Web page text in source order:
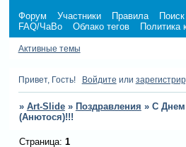
Форум Участники Правила Поиск
FAQ/ЧаВо
Облако тегов Политика
Активные темы
Привет, Гость! Войдите или
» Art-Slide » Поздравления » С
(Анютося)!!!
Страница: 1